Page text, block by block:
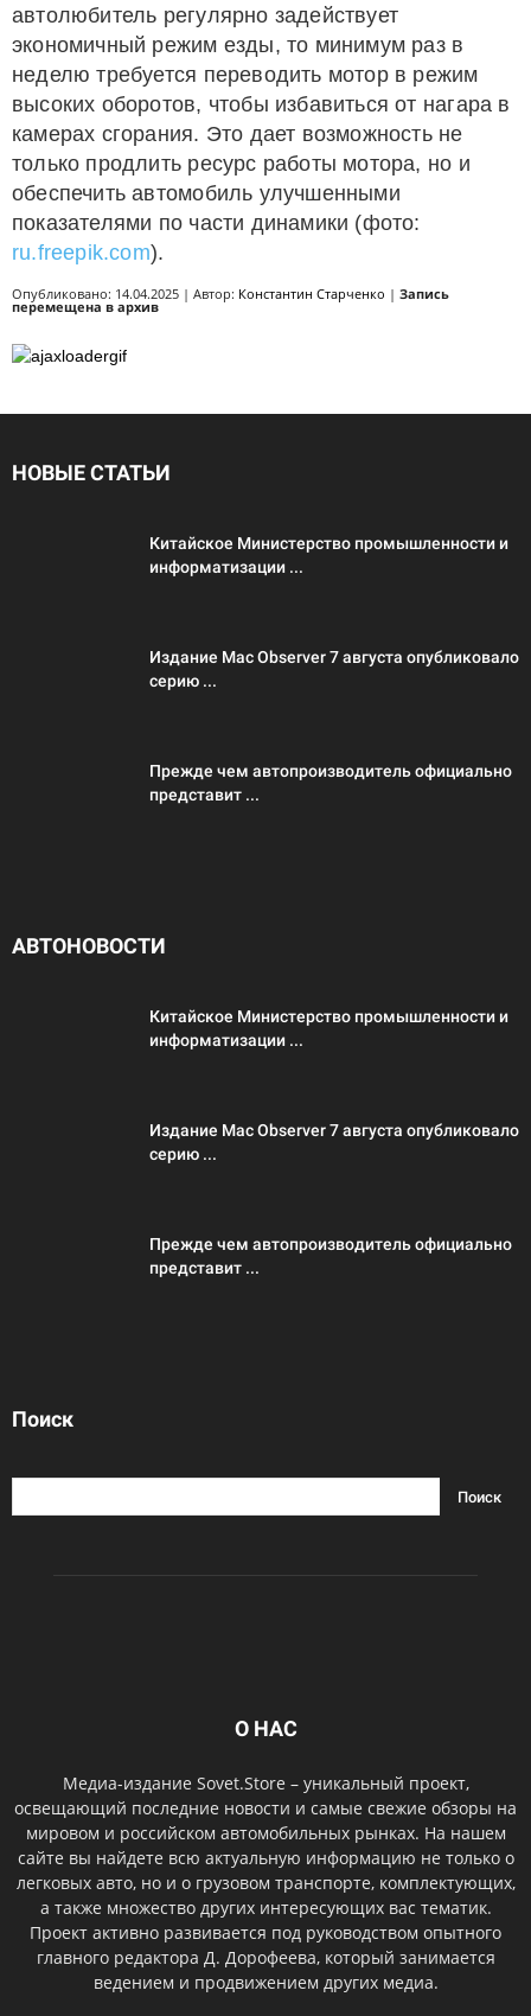
автолюбитель регулярно задействует
экономичный режим езды, то минимум раз в
неделю требуется переводить мотор в режим
высоких оборотов, чтобы избавиться от нагара в
камерах сгорания. Это дает возможность не
только продлить ресурс работы мотора, но и
обеспечить автомобиль улучшенными
показателями по части динамики (фото:
ru.freepik.com).
Опубликовано: 14.04.2025 | Автор: Константин Старченко | Запись
перемещена в архив
НОВЫЕ СТАТЬИ
Китайское Министерство промышленности и
информатизации ...
Издание Mac Observer 7 августа опубликовало
серию ...
Прежде чем автопроизводитель официально
представит ...
АВТОНОВОСТИ
Китайское Министерство промышленности и
информатизации ...
Издание Mac Observer 7 августа опубликовало
серию ...
Прежде чем автопроизводитель официально
представит ...
Поиск
О НАС
Медиа-издание Sovet.Store – уникальный проект,
освещающий последние новости и самые свежие обзоры на
мировом и российском автомобильных рынках. На нашем
сайте вы найдете всю актуальную информацию не только о
легковых авто, но и о грузовом транспорте, комплектующих,
а также множество других интересующих вас тематик.
Проект активно развивается под руководством опытного
главного редактора Д. Дорофеева, который занимается
ведением и продвижением других медиа.